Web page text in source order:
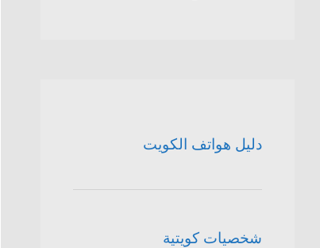
دليل هواتف الكويت
شخصيات كويتية